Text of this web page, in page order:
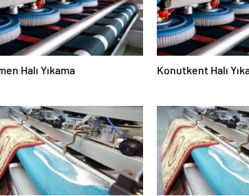
Halı Yıkama Konutkent Halı